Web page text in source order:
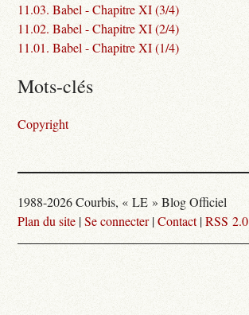
11.03. Babel - Chapitre XI (3/4)
11.02. Babel - Chapitre XI (2/4)
11.01. Babel - Chapitre XI (1/4)
Mots-clés
Copyright
1988-2026 Courbis, « LE » Blog Officiel
Plan du site |Se connecter|Contact|RSS 2.0